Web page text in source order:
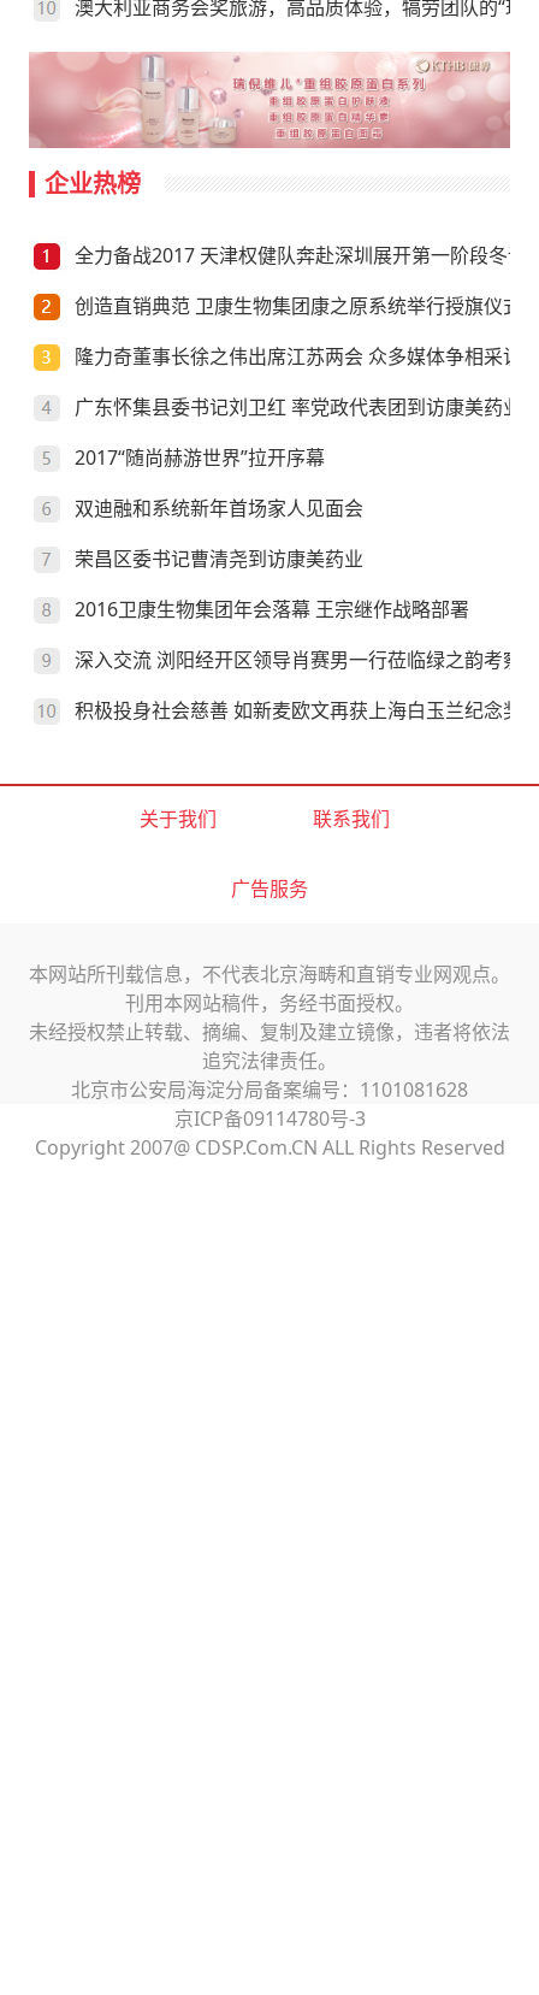
澳大利亚商务会奖旅游，高品质体验，犒劳团队的“玩”
企业热榜
全力备战2017 天津权健队奔赴深圳展开第一阶段冬训
创造直销典范 卫康生物集团康之原系统举行授旗仪式
隆力奇董事长徐之伟出席江苏两会 众多媒体争相采访
广东怀集县委书记刘卫红 率党政代表团到访康美药业
2017“随尚赫游世界”拉开序幕
双迪融和系统新年首场家人见面会
荣昌区委书记曹清尧到访康美药业
2016卫康生物集团年会落幕 王宗继作战略部署
深入交流 浏阳经开区领导肖赛男一行莅临绿之韵考察
积极投身社会慈善 如新麦欧文再获上海白玉兰纪念奖
关于我们 联系我们
广告服务
本网站所刊载信息，不代表北京海畴和直销专业网观点。
刊用本网站稿件，务经书面授权。
未经授权禁止转载、摘编、复制及建立镜像，违者将依法
追究法律责任。
北京市公安局海淀分局备案编号：1101081628
京ICP备09114780号-3
Copyright 2007@ CDSP.Com.CN ALL Rights Reserved